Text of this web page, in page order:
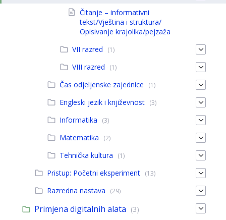
Čitanje – informativni
tekst/Vještina i struktura/
Opisivanje krajolika/pejzaža
VII razred
(1)
VIII razred (1)
Čas odjeljenske zajednice (1)
Engleski jezik i književnost (3)
Informatika (3)
Matematika (2)
Tehnička kultura (1)
Pristup: Početni eksperiment (13)
Razredna nastava (29)
Primjena digitalnih alata (3)